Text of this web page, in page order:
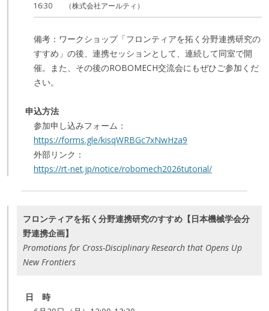
16:30
（株式会社アールティ）
備考：ワークショップ「フロンティアを拓く分野連携研究の
すすめ」の後、連携セッションとして、連続して同室で開
催。また、その後のROBOMECH交流会にもぜひご参加くだ
さい。
申込方法
参加申し込みフォーム：
https://forms.gle/kisqWRBGc7xNwHza9
外部リンク：
https://rt-net.jp/notice/robomech2026tutorial/
フロンティアを拓く分野連携研究のすすめ【日本機械学会分
野連携企画】
Promotions for Cross-Disciplinary Research that Opens Up
New Frontiers
日 時